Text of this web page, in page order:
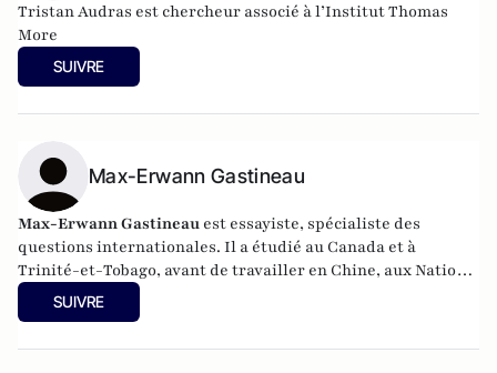
Tristan Audras est chercheur associé à l’Institut Thomas
More
SUIVRE
Max-Erwann Gastineau
Max-Erwann Gastineau est essayiste, spécialiste des
questions internationales. Il a étudié au Canada et à
Trinité-et-Tobago, avant de travailler en Chine, aux Nations
unies, à l’Assemblée nationale, puis dans le monde de
l’énergie. Il est l'auteur de
SUIVRE